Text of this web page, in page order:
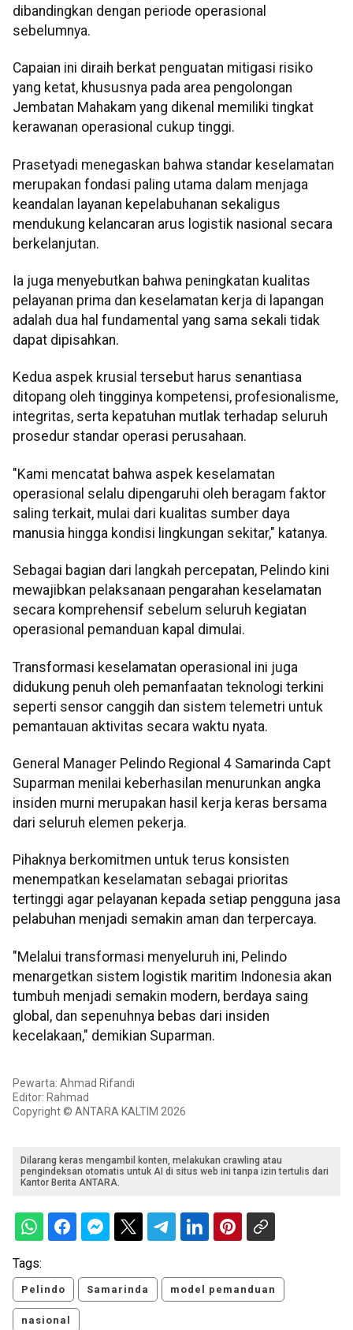
dibandingkan dengan periode operasional
sebelumnya.
Capaian ini diraih berkat penguatan mitigasi risiko
yang ketat, khususnya pada area pengolongan
Jembatan Mahakam yang dikenal memiliki tingkat
kerawanan operasional cukup tinggi.
Prasetyadi menegaskan bahwa standar keselamatan
merupakan fondasi paling utama dalam menjaga
keandalan layanan kepelabuhanan sekaligus
mendukung kelancaran arus logistik nasional secara
berkelanjutan.
Ia juga menyebutkan bahwa peningkatan kualitas
pelayanan prima dan keselamatan kerja di lapangan
adalah dua hal fundamental yang sama sekali tidak
dapat dipisahkan.
Kedua aspek krusial tersebut harus senantiasa
ditopang oleh tingginya kompetensi, profesionalisme,
integritas, serta kepatuhan mutlak terhadap seluruh
prosedur standar operasi perusahaan.
"Kami mencatat bahwa aspek keselamatan
operasional selalu dipengaruhi oleh beragam faktor
saling terkait, mulai dari kualitas sumber daya
manusia hingga kondisi lingkungan sekitar," katanya.
Sebagai bagian dari langkah percepatan, Pelindo kini
mewajibkan pelaksanaan pengarahan keselamatan
secara komprehensif sebelum seluruh kegiatan
operasional pemanduan kapal dimulai.
Transformasi keselamatan operasional ini juga
didukung penuh oleh pemanfaatan teknologi terkini
seperti sensor canggih dan sistem telemetri untuk
pemantauan aktivitas secara waktu nyata.
General Manager Pelindo Regional 4 Samarinda Capt
Suparman menilai keberhasilan menurunkan angka
insiden murni merupakan hasil kerja keras bersama
dari seluruh elemen pekerja.
Pihaknya berkomitmen untuk terus konsisten
menempatkan keselamatan sebagai prioritas
tertinggi agar pelayanan kepada setiap pengguna jasa
pelabuhan menjadi semakin aman dan terpercaya.
"Melalui transformasi menyeluruh ini, Pelindo
menargetkan sistem logistik maritim Indonesia akan
tumbuh menjadi semakin modern, berdaya saing
global, dan sepenuhnya bebas dari insiden
kecelakaan," demikian Suparman.
Pewarta: Ahmad Rifandi
Editor: Rahmad
Copyright © ANTARA KALTIM 2026
Dilarang keras mengambil konten, melakukan crawling atau
pengindeksan otomatis untuk AI di situs web ini tanpa izin tertulis dari
Kantor Berita ANTARA.
Tags:
Pelindo Samarinda model pemanduan
nasional